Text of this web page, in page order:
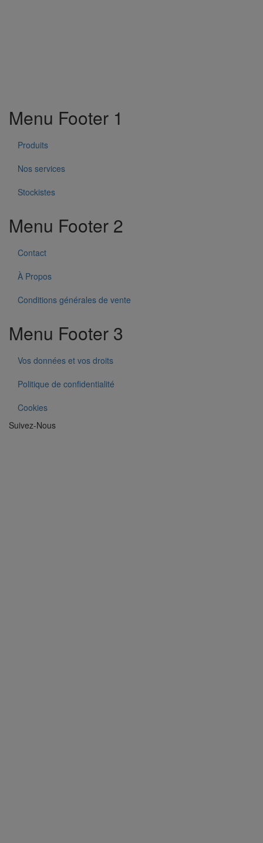
Menu Footer 1
Produits
Nos services
Stockistes
Menu Footer 2
Contact
À Propos
Conditions générales de vente
Menu Footer 3
Vos données et vos droits
Politique de confidentialité
Cookies
Suivez-Nous